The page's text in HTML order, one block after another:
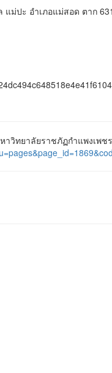
ม่ปะ อำเภอแม่สอด ตาก
วิทยาลัยราชภัฏกำแพงเพ